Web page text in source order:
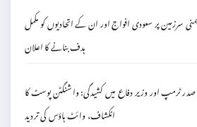
سرزمین پر سعودی افواج اور ان کے اتحادیوں کو مکمل
ہدف بنانے کا اعلان
صدر ٹرمپ اور وزیر دفاع میں کشیدگی: واشنگٹن پوسٹ کا
انکشاف، وائٹ ہاؤس کی تردید